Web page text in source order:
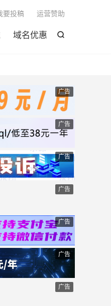

域名优惠
要投稿 运营赞助
广告
广告
广告
广告
广告
广告
广告